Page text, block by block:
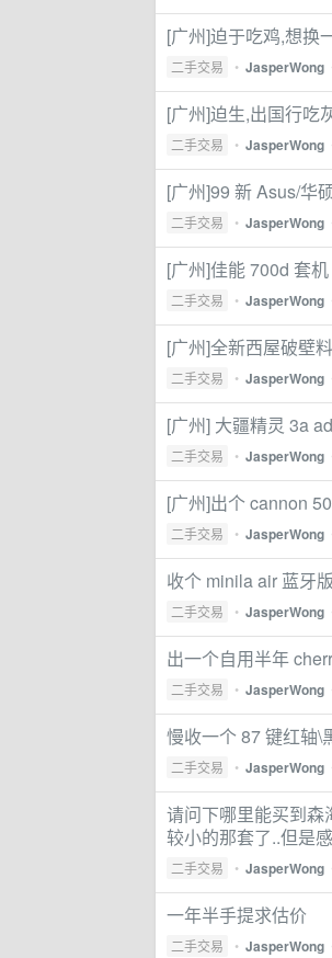
[广州]迫于吃鸡,想换
二手交易 • JasperWong
[广州]迫生,出国行吃
二手交易 • JasperWong
[广州]99 新 Asus/华
二手交易 • JasperWong
[广州]佳能 700d 套
二手交易 • JasperWong
[广州]全新西屋破壁
二手交易 • JasperWong
[广州] 大疆精灵 3a
二手交易 • JasperWong
[广州]出个 cannon
二手交易 • JasperWong
收个 minila air 蓝牙
二手交易 • JasperWong
出一个自用半年
二手交易 • JasperWong
慢收一个 87 键红轴\
二手交易 • JasperWong
请问下哪里能买到森
较小的那套了..但是
二手交易 • JasperWong
一年半手提求估价
二手交易 • JasperWong